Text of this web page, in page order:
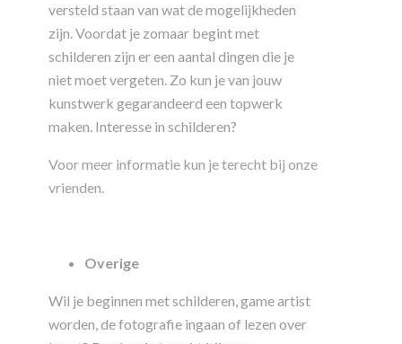
versteld staan van wat de mogelijkheden
zijn. Voordat je zomaar begint met
schilderen zijn er een aantal dingen die je
niet moet vergeten. Zo kun je van jouw
kunstwerk gegarandeerd een topwerk
maken. Interesse in schilderen?
Voor meer informatie kun je terecht bij onze
vrienden.
Overige
Wil je beginnen met schilderen, game artist
worden, de fotografie ingaan of lezen over